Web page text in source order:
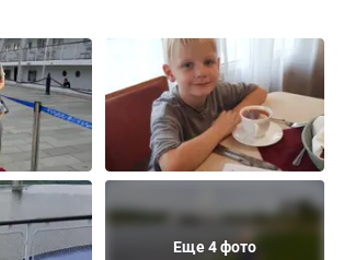
Еще 4 фото